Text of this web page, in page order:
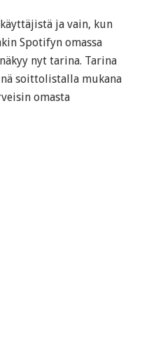
ja vain, kun
Spotifyn omassa
nyt tarina. Tarina
soittolistalla mukana
omasta